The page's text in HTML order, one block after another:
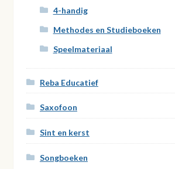
4-handig
Methodes en Studieboeken
Speelmateriaal
Reba Educatief
Saxofoon
Sint en kerst
Songboeken